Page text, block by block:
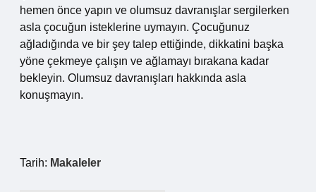
hemen önce yapın ve olumsuz davranışlar sergilerken
asla çocuğun isteklerine uymayın. Çocuğunuz
ağladığında ve bir şey talep ettiğinde, dikkatini başka
yöne çekmeye çalışın ve ağlamayı bırakana kadar
bekleyin. Olumsuz davranışları hakkında asla
konuşmayın.
Tarih: Makaleler